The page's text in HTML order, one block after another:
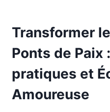
Transformer
Ponts de Paix
pratiques et
Amoureuse